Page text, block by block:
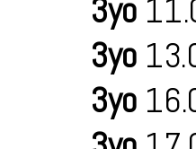
3yo
3yo
3yo